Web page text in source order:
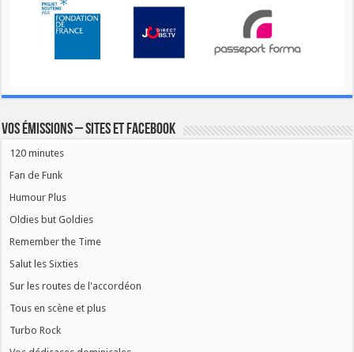
Vos émissions – Sites et Facebook
120 minutes
Fan de Funk
Humour Plus
Oldies but Goldies
Remember the Time
Salut les Sixties
Sur les routes de l'accordéon
Tous en scène et plus
Turbo Rock